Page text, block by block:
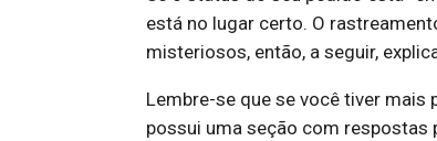
está no lugar certo. O
misteriosos, então, a seguir,
Lembre-se que se você tiver mais
possui uma seção com respostas